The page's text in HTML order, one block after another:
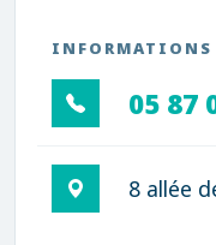
INFORMATIONS
05 87
8 allée